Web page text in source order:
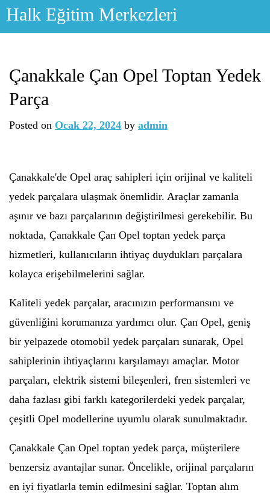
Skip
Halk Eğitim Merkezleri
Çanakkale Çan Opel Toptan Yedek
Parça
Posted on Ocak 22, 2024 by admin
Çanakkale'de Opel araç sahipleri için orijinal ve kaliteli
yedek parçalara ulaşmak önemlidir. Araçlar zamanla
aşınır ve bazı parçalarının değiştirilmesi gerekebilir. Bu
noktada, Çanakkale Çan Opel toptan yedek parça
hizmetleri, kullanıcıların ihtiyaç duydukları parçalara
kolayca erişebilmelerini sağlar.
Kaliteli yedek parçalar, aracınızın performansını ve
güvenliğini korumanıza yardımcı olur. Çan Opel, geniş
bir yelpazede otomobil yedek parçaları sunarak, Opel
sahiplerinin ihtiyaçlarını karşılamayı amaçlar. Motor
parçaları, elektrik sistemi bileşenleri, fren sistemleri ve
daha fazlası gibi farklı kategorilerdeki yedek parçalar,
çeşitli Opel modellerine uyumlu olarak sunulmaktadır.
Çanakkale Çan Opel toptan yedek parça, müşterilere
benzersiz avantajlar sunar. Öncelikle, orijinal parçaların
en iyi fiyatlarla temin edilmesini sağlar. Toptan alım